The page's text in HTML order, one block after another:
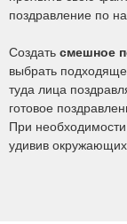
поздравление по
Создать смешное
выбрать
туда лица
готовое
При необходимости
удивив